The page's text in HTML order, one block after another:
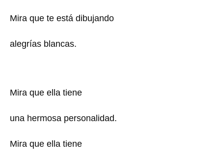
Mira que te está dibujando
alegrías blancas.
Mira que ella tiene
una hermosa personalidad.
Mira que ella tiene